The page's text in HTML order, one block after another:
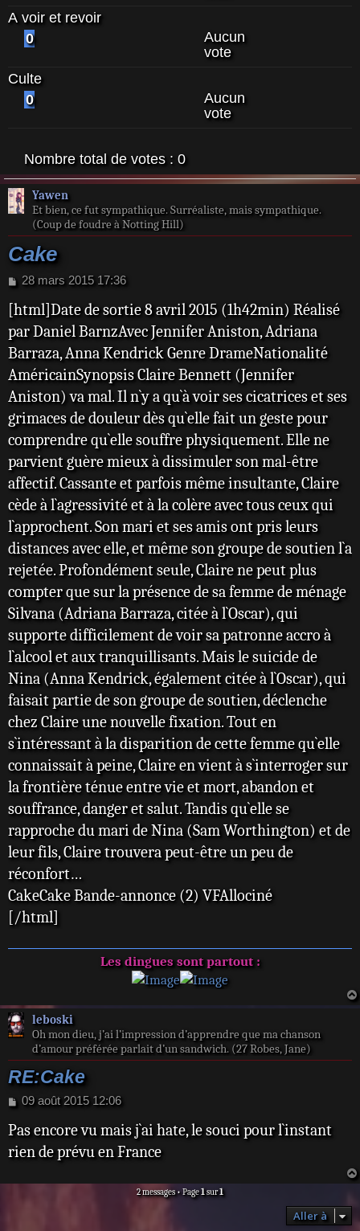
A voir et revoir
0
Aucun
vote
Culte
0
Aucun
vote
Nombre total de votes : 0
Yawen
Et bien, ce fut sympathique. Surréaliste, mais sympathique.
(Coup de foudre à Notting Hill)
Cake
M
s
a
g
28 mars 2015 17:36
[html]Date de sortie 8 avril 2015 (1h42min) Réalisé
par Daniel BarnzAvec Jennifer Aniston, Adriana
Barraza, Anna Kendrick Genre DrameNationalité
AméricainSynopsis Claire Bennett (Jennifer
Aniston) va mal. Il n`y a qu`à voir ses cicatrices et ses
grimaces de douleur dès qu`elle fait un geste pour
comprendre qu`elle souffre physiquement. Elle ne
parvient guère mieux à dissimuler son mal-être
affectif. Cassante et parfois même insultante, Claire
cède à l`agressivité et à la colère avec tous ceux qui
l`approchent. Son mari et ses amis ont pris leurs
distances avec elle, et même son groupe de soutien l`a
rejetée. Profondément seule, Claire ne peut plus
compter que sur la présence de sa femme de ménage
Silvana (Adriana Barraza, citée à l`Oscar), qui
supporte difficilement de voir sa patronne accro à
l`alcool et aux tranquillisants. Mais le suicide de
Nina (Anna Kendrick, également citée à l`Oscar), qui
faisait partie de son groupe de soutien, déclenche
chez Claire une nouvelle fixation. Tout en
s`intéressant à la disparition de cette femme qu`elle
connaissait à peine, Claire en vient à s`interroger sur
la frontière ténue entre vie et mort, abandon et
souffrance, danger et salut. Tandis qu`elle se
rapproche du mari de Nina (Sam Worthington) et de
leur fils, Claire trouvera peut-être un peu de
réconfort…
CakeCake Bande-annonce (2) VFAllociné
[/html]
Les dingues sont partout :
leboski
Oh mon dieu, j’ai l’impression d’apprendre que ma chanson
d’amour préférée parlait d’un sandwich. (27 Robes, Jane)
RE:Cake
M
s
s
a
e
09 août 2015 12:06
Pas encore vu mais j`ai hate, le souci pour l`instant
rien de prévu en France
2 messages • Page1sur1
Aller à